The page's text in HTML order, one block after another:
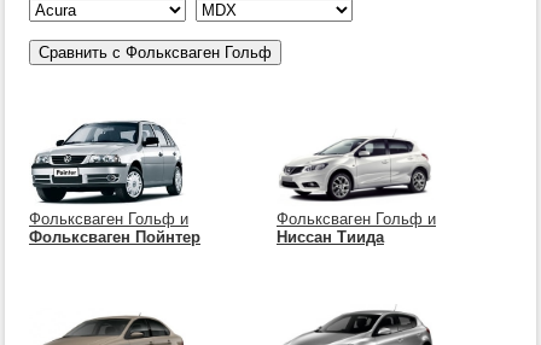
Фольксваген Гольф и
Фольксваген Пойнтер
Фольксваген Гольф и
Ниссан Тиида